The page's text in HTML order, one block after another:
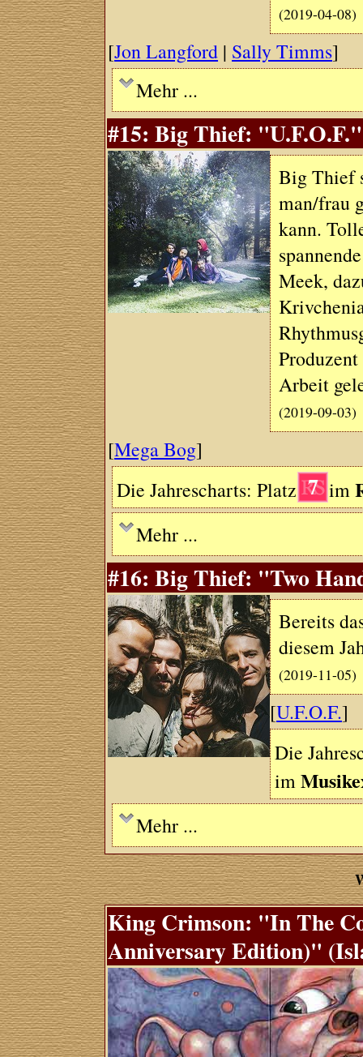
(2019-04-08)
[Jon Langford | Sally Timms]
Mehr ...
#15: Big Thief:
Big Thief
man/frau
kann.
Meek,
Arbeit
(2019-09-03)
[Mega Bog]
Die Jahrescharts: Platz 7 im
Mehr ...
#16: Big Thief: "Two
Bereits
diesem
(2019-11-05)
[U.F.O.F.]
Die
im
Mehr ...
King Crimson: "In The
Anniversary Edition)"